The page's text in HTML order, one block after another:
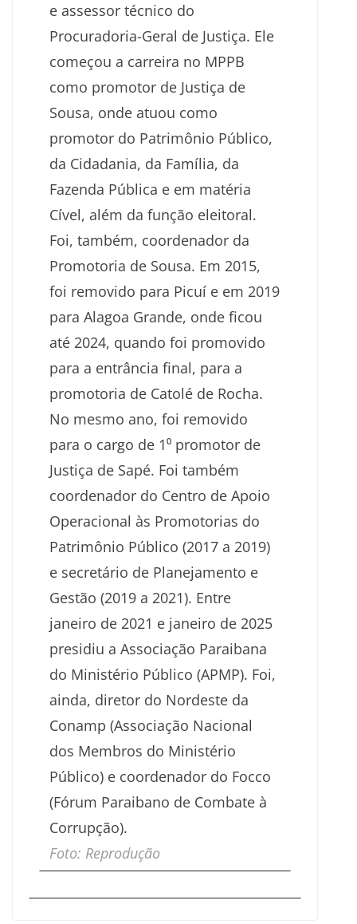
e assessor técnico do
Procuradoria-Geral de Justiça. Ele
começou a carreira no MPPB
como promotor de Justiça de
Sousa, onde atuou como
promotor do Patrimônio Público,
da Cidadania, da Família, da
Fazenda Pública e em matéria
Cível, além da função eleitoral.
Foi, também, coordenador da
Promotoria de Sousa. Em 2015,
foi removido para Picuí e em 2019
para Alagoa Grande, onde ficou
até 2024, quando foi promovido
para a entrância final, para a
promotoria de Catolé de Rocha.
No mesmo ano, foi removido
para o cargo de 1⁰ promotor de
Justiça de Sapé. Foi também
coordenador do Centro de Apoio
Operacional às Promotorias do
Patrimônio Público (2017 a 2019)
e secretário de Planejamento e
Gestão (2019 a 2021). Entre
janeiro de 2021 e janeiro de 2025
presidiu a Associação Paraibana
do Ministério Público (APMP). Foi,
ainda, diretor do Nordeste da
Conamp (Associação Nacional
dos Membros do Ministério
Público) e coordenador do Focco
(Fórum Paraibano de Combate à
Corrupção).
Foto: Reprodução